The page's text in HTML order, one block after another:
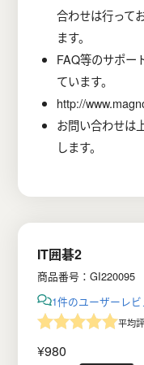
合わせは行って
ます。
FAQ等のサポー
ています。
http://
お問い合わせは
します。
IT囲碁2
商品番号：GI220095
1件のユーザーレビ
平均
¥980